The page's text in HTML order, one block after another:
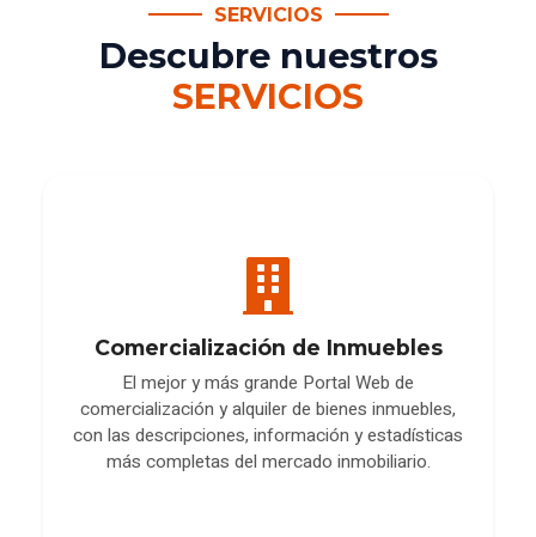
SERVICIOS
Descubre nuestros
SERVICIOS
Comercialización de Inmuebles
El mejor y más grande Portal Web de
comercialización y alquiler de bienes inmuebles,
con las descripciones, información y estadísticas
más completas del mercado inmobiliario.